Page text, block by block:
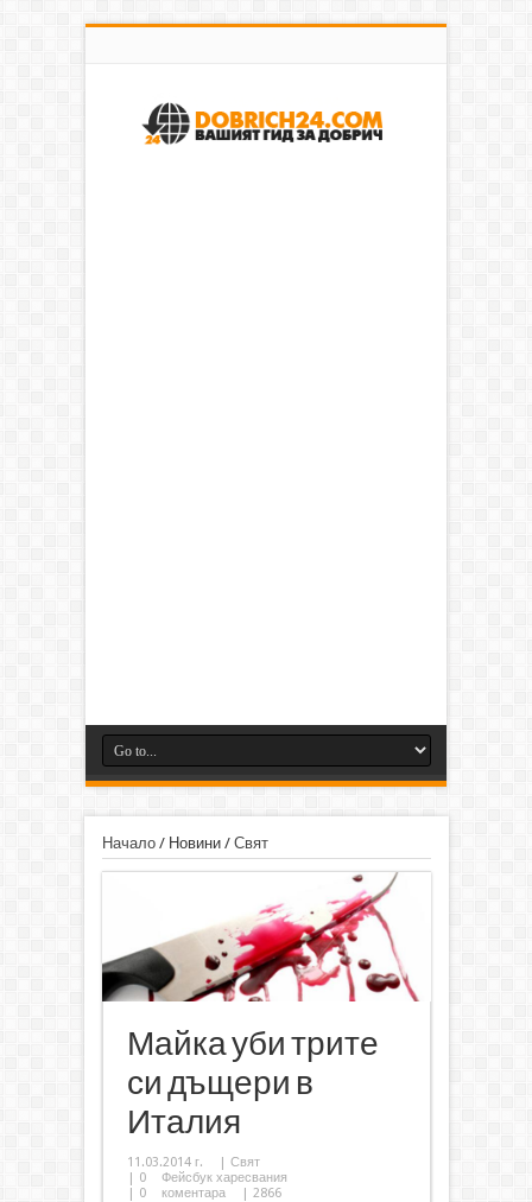
Начало/ Новини/ Свят
Майка уби трите
си дъщери в
Италия
11.03.2014 г. | Свят
| 0
Фейсбук харесвания
| 0 коментара | 2866